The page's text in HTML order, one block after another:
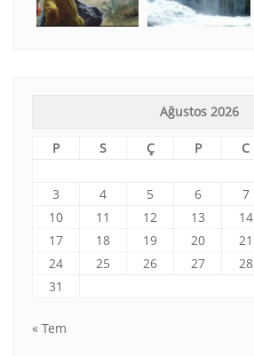
Ağustos 2026
P S Ç P C
3
4 5 6 7
10
11 12 13 14
17
18 19 20 21
24
25 26 27 28
31
« Tem